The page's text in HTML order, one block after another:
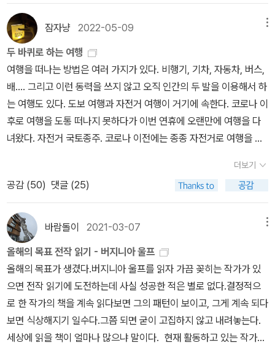
을 태워야지!날이 좋아 꽃구경도 하고, 음악도 듣고 좋았다.아침마다
귀찮다, 제낄까? 내적 갈등은 여전하지만 그래도 집을 나서니 좋긴
좋다.자전거도 이제 속도를 즐기기 시작했다.자전거 타는 것도 워치
가 자동으로 인식한다는 것도 신기했다.그러나 극복하기 힘든 게 있
으니 바로 안장통.하체 근력보다 안장통때문에 오래 못 타겠다.한 달
쯤 타면 좀 괜찮아지려나?어젯밤, 평소보다 피곤해서 책도 안 읽고
그냥 뻗음.아침에 일어났더니 워치가 이리 알려준다.안 하던 운동했
다고 칭찬은 안해주고...ㅠㅠ올 하반기에는 자전거로 행주산성 가서
을 자전거로 즐기리라.아! 가을 단풍을 즐기러 가면 되겠구나.무엇보
다 기분이 좋은 건 늘 제대로 이루지 못하는 '올해의 목표'에서 올해는
적어도 하나는 클리어할 수 있다는 점이 벌써부터 즐겁다.새로운 시
작은 설렘과 두려움이 교차한다.생활의 활력소가 되는 것 같다.식단
조절이 내 생활의 일부가 된 것처럼,자전거 타기도 내 생활의 일부가
되도록 익숙해지자.내가 자전거 타기 시작한 건 어찌 알았는지(?) T
V에서 자전거 관련 방송을 했다.이것도 다 운명인건가...EBS 평생학
교 자전거 편, 눈높이 설명이 친절하고 좋았다.앞부분 못봐서 유튜브
검색하니 8회까지 공개되어 있다.괜히 방송시간 맞춰 기다렸네. ㅋ짧
은 편이라 금방 훑어봤다.https://youtu.be/mQuGuLaPtEY?si=
XANsyOZglbDVoX1g자전거 관련 책도 읽고 싶어 담아놨다. 주말
한 비극이 벌어진 것이죠. 의견을 사실처럼 말해버리는 까닭은 그 인
간이 생각이 당파성에 매몰되어 있기 때문이에요. 당파성에 매몰되어
있는 자들은 의견을 사실처럼 말할 수밖에 없어요. 자기가 갖고 있는
당파성을 정의라고 말해요. 정의 정의나 혹은 진리라고 말해요 나의
당파성을 의견을 사실처럼 말하는 시대에서는 언어의 기능이 완전히
상실되는 것이죠. 그리고 우리 시대의 최고의 권력은 여론 조사 결과
에요. 이것은 정의이고 진리에요. 이것이 가치의 척도가. 이것은 정말
무지몽매한 대상으로 가는 시작인 것이죠. 여론 조사의 결과로 정의
와 진리를 판단하는 것이죠. 그런데 여론조사의 결과라는 것은 그건
의견과 사실이 뒤죽박죽이 된 것 아니겠어요, 그것이 그런것이 또 정
의의 탈을 쓰고 있으니까. 점점 어려워지는 것이죠. 소통이 그래서 나
을 해봐야 하는 일이죠. 내가 무슨 말을 할 때, 내가 사실을 말하고 있
는 것인지. 내가 나의 의견을 말하고 있는 것인지 나의 의견은 어떤 사
실에 바탕한 것인지. 나의 의견은 아무 사실에 바탕하지 않고 그저 나
의 욕망을 지껄이고 있는 건지를 구별하지 않고 (말을) 마구 해대니
까. 아무도 말할 수 없는, 알아들을 수 없는말이 되는거죠. 그것이 매
일 매일 쏟아져 나옵니다. 국회에서 쏟아지고, 언론에서 쏟아지고, 개
인 사이의 담론에 쏟아지는 것이죠. 그러면서 이런 담론들이 적대하
는 진영을 이루고, 적대하는 이념의 진영을 이루는 것이죠. 이런 언어
잠자냥 2022-05-09
두 바퀴로 하는 여행
여행을 떠나는 방법은 여러 가지가 있다. 비행기, 기차, 자동차, 버스,
배.... 그리고 이런 동력을 쓰지 않고 오직 인간의 두 발을 이용해서 하
는 여행도 있다. 도보 여행과 자전거 여행이 거기에 속한다. 코로나 이
후로 여행을 도통 떠나지 못하다가 이번 연휴에 오랜만에 여행을 다
녀왔다. 자전거 국토종주. 코로나 이전에는 종종 자전거로 여행을 다
다. 그동안 인천 아라뱃길부터 시작하는 한강 종주, 남한강 종주, 북한
강 종주, 동해안 종주 등을 다녀왔는데 이번에는 1박 2일 금강 완주를
목표로 떠났다. 출발은 5월 5일 어린이날 아침! 용산역에서 대전 신
탄진역으로 가는 무궁화호, 그것도 첫 차(5시 46분 출발)를 타야 해
서 새벽 4시에 기상했다..... 휴일에 출근할 때보다 일찍 일어나다니
그것 참 미친짓이야.자전거 여행 시 기차를 이용하면 접이식 자전거
는 이렇게 맨 뒷좌석 뒤에 실을 수 있다.신탄진역에 7시 30분쯤 도
착, 역 근처에서 24시간 운영하는 식당을 찾아가 아침을 든든히 먹고
출발하기로 했다. 그런데 여기서 한 가지 놀라운 점은 그 아침부터 삼
겹살을 구워 먹으면서 소주와 맥주 폭탄주를 마시는 손님들이 많았다
는 점. 우리 테이블만 빼고 거의 모든 손님들이 그 아침부터 술을 마시
더보기
공감 (50) 댓글 (25)
바람돌이 2021-03-07
올해의 목표 전작 읽기 - 버지니아 울프
올해의 목표가 생겼다.버지니아 울프를 읽자 가끔 꽂히는 작가가 있
으면 전작 읽기에 도전하는데 사실 성공한 적은 별로 없다.결정적으
로 한 작가의 책을 계속 읽다보면 그의 패턴이 보이고, 그게 계속 되다
보면 식상해지기 일수다.그쯤 되면 굳이 고집하지 않고 내려놓는다.
세상에 읽을 책이 얼마나 많으냐 말이다. 현재 활동하고 있는 작가라